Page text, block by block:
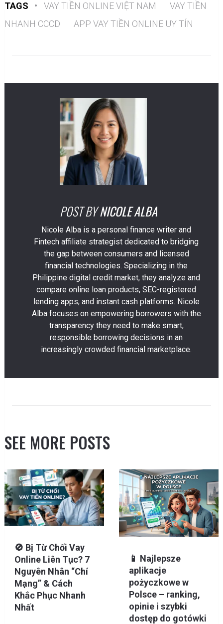
TAGS • VAY TIỀN ONLINE VIỆT NAM
VAY TIỀN
NHANH CCCD
APP VAY TIỀN ONLINE UY TÍN
POST BYNICOLE ALBA
Nicole Alba is a personal finance writer and
Fintech affiliate strategist dedicated to bridging
the gap between consumers and licensed
financial technologies. Specializing in the
Philippine digital credit market, they analyze and
compare online loan products, SEC-registered
lending apps, and instant cash platforms. Nicole
Alba focuses on empowering borrowers with the
transparency they need to make smart,
responsible borrowing decisions in an
increasingly crowded financial marketplace.
SEE MORE POSTS
🚫 Bị Từ Chối Vay
Online Liên Tục? 7
Nguyên Nhân “Chí
Mạng” & Cách
Khắc Phục Nhanh
Nhất
📱 Najlepsze
aplikacje
pożyczkowe w
Polsce – ranking,
opinie i szybki
dostęp do gotówki